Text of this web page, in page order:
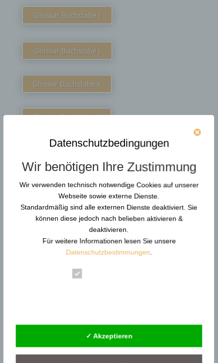
Glossar Buchstabe I
Glossar Buchstabe J
Glossar Buchstabe K
Glossar Buchstabe L
Glossar Buchstabe M
Glossar Buchstabe N
Glossar Buchstabe O
Glossar Buchstabe P
Glossar Buchstabe S
Datenschutzbedingungen
Wir benötigen Ihre Zustimmung
Wir verwenden technisch notwendige Cookies auf unserer
Webseite sowie externe Dienste.
Standardmäßig sind alle externen Dienste deaktiviert. Sie
können diese jedoch nach belieben aktivieren &
deaktivieren.
Für weitere Informationen lesen Sie unsere
Datenschutzbestimmungen.
✓ Akzeptieren